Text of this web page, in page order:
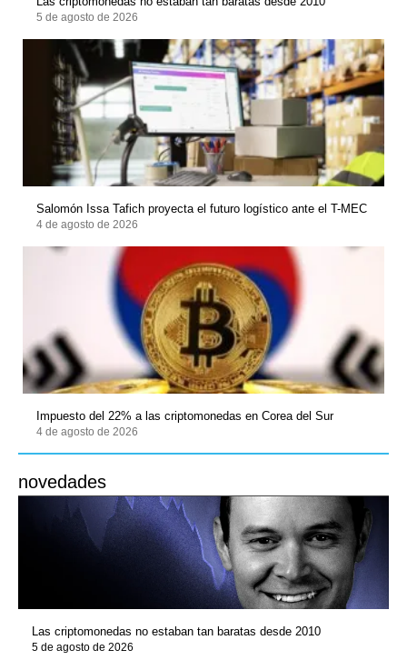
5 de agosto de 2026
Salomón Issa Tafich proyecta el futuro logístico ante el T-MEC
4 de agosto de 2026
Impuesto del 22% a las criptomonedas en Corea del Sur
4 de agosto de 2026
novedades
Las criptomonedas no estaban tan baratas desde 2010
5 de agosto de 2026